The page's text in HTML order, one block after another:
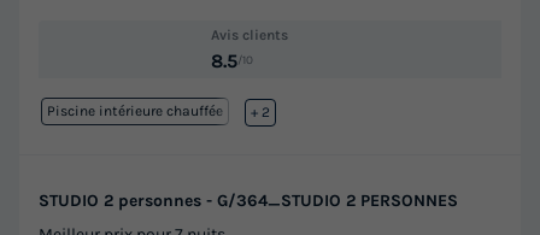
Avis clients
8.5/10
Piscine intérieure chauffée Lac
+ 2
STUDIO 2 personnes - G/364_STUDIO 2 PERSONNES